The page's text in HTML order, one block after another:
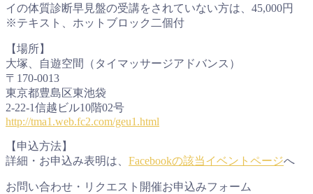
イの体質診断早見盤の受講をされていない方は、45,000円
※テキスト、ホットブロック二個付
【場所】
大塚、自遊空間（タイマッサージアドバンス）
〒170-0013
東京都豊島区東池袋
2-22-1信越ビル10階02号
http://tma1.web.fc2.com/geu1.html
【申込方法】
詳細・お申込み表明は、 Facebookの該当イベントページへ
お問い合わせ・リクエスト開催お申込みフォーム